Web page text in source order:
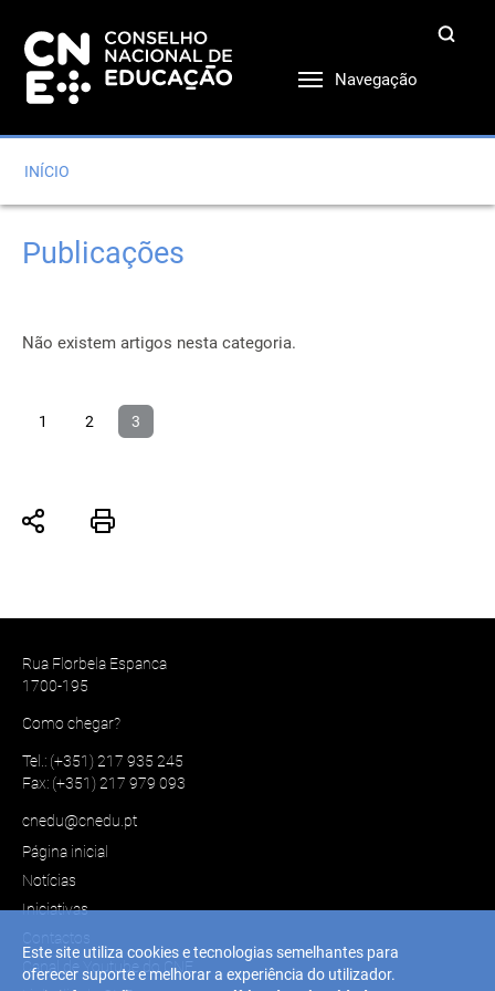
Navegação
INÍCIO
Publicações
Não existem artigos nesta categoria.
1 2 3
Rua Florbela Espanca
1700-195
Como chegar?
Tel.: (+351) 217 935 245
Fax: (+351) 217 979 093
cnedu@cnedu.pt
Página inicial
Notícias
Iniciativas
Contactos
Canal de Youtube do CNE
Este site utiliza cookies e tecnologias semelhantes para
oferecer suporte e melhorar a experiência do utilizador.